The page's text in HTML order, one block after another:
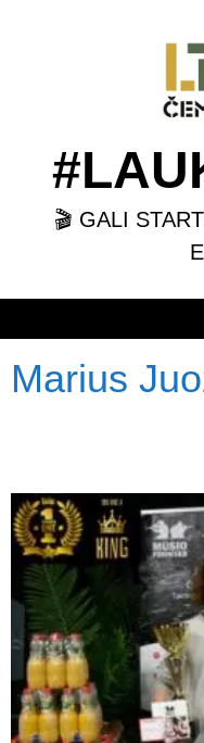
🎬 GALI
Marius